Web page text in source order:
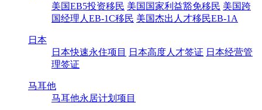
美国EB5投资移民 美国国家利益豁免移民 美国跨
国经理人EB-1C移民 美国杰出人才移民EB-1A
日本
日本快速永住项目
日本高度人才签证 日本经营管
理签证
马耳他
马耳他永居计划项目